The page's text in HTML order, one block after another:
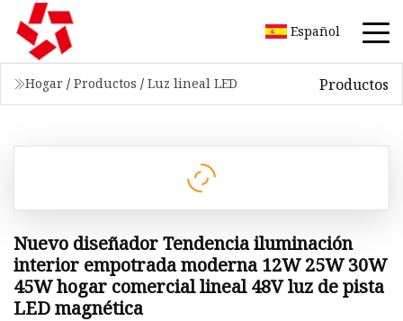
Español
Hogar / Productos / Luz lineal LED Productos
Nuevo diseñador Tendencia iluminación
interior empotrada moderna 12W 25W 30W
45W hogar comercial lineal 48V luz de pista
LED magnética